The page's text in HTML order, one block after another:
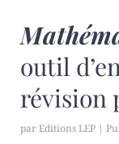
outil
révision
parEditions LEP |